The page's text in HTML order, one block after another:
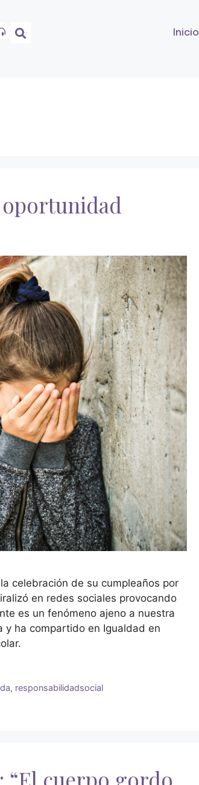
Inicio
oportunidad
celebración de su cumpleaños por
en redes sociales provocando
es un fenómeno ajeno a nuestra
y ha compartido en Igualdad en
, responsabilidadsocial
“El cuerpo gordo